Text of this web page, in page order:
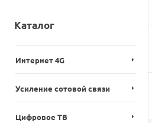
Каталог
Интернет 4G
Усиление сотовой связи
Цифровое ТВ